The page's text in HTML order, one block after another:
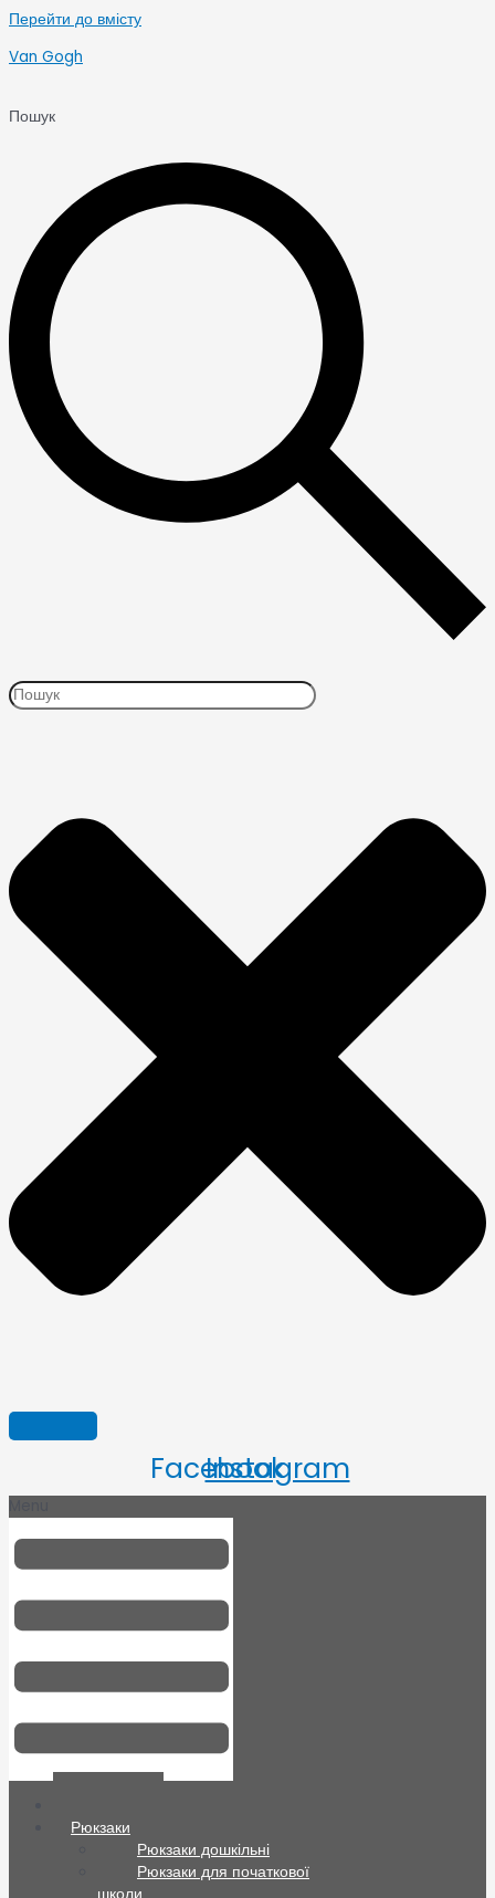
Перейти до вмісту
Van Gogh
Пошук
Facebook
Instagram
Рюкзаки
Рюкзаки дошкільні
Рюкзаки для початкової